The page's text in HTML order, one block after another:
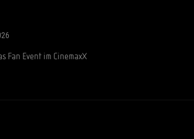
Fan Event im CinemaxX